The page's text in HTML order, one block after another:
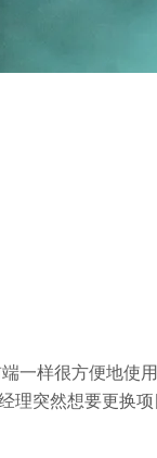
一样很方便地
突然想要更换